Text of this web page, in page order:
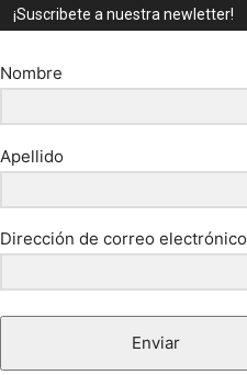
¡Suscribete a nuestra newletter!
Nombre
Apellido
Dirección de correo electrónico
Enviar